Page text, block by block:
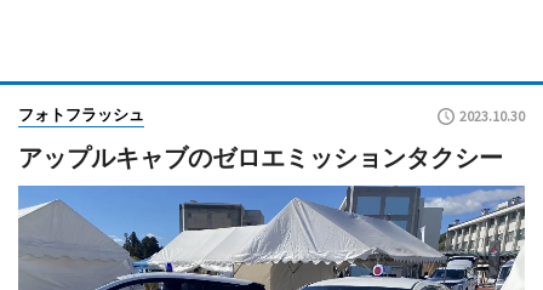
フォトフラッシュ 2023.10.30
アップルキャブのゼロエミッションタクシー